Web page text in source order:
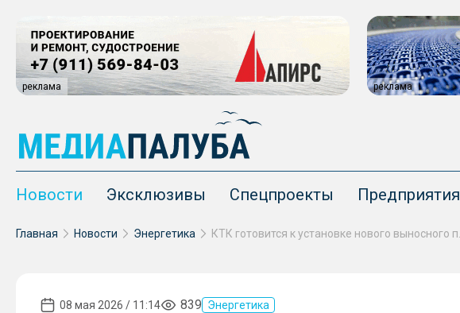
реклама реклама
Новости Эксклюзивы Спецпроекты Предприятия
Главная Новости Энергетика
08 мая 2026 / 11:14 839 Энергетика